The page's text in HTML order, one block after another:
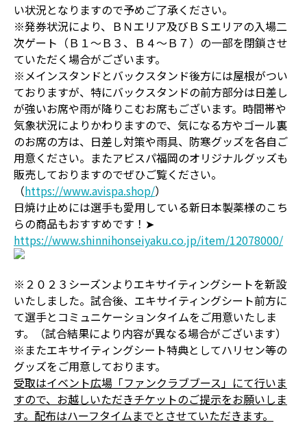
い状況となりますので予めご了承ください。
※発券状況により、ＢＮエリア及びＢＳエリアの入場二
次ゲート（Ｂ１～Ｂ３、Ｂ４～Ｂ７）の一部を閉鎖させ
ていただく場合がございます。
※メインスタンドとバックスタンド後方には屋根がつい
ておりますが、特にバックスタンドの前方部分は日差し
が強いお席や雨が降りこむお席もございます。時間帯や
気象状況によりかわりますので、気になる方やゴール裏
のお席の方は、日差し対策や雨具、防寒グッズを各自ご
用意ください。またアビスパ福岡のオリジナルグッズも
販売しておりますのでぜひご覧ください。
（https://www.avispa.shop/）
日焼け止めには選手も愛用している新日本製薬様のこち
らの商品もおすすめです！➤
https://www.shinnihonseiyaku.co.jp/item/12078000/
※２０２３シーズンよりエキサイティングシートを新設
いたしました。試合後、エキサイティングシート前方に
て選手とコミュニケーションタイムをご用意いたしま
す。（試合結果により内容が異なる場合がございます）
※またエキサイティングシート特典としてハリセン等の
グッズをご用意しております。
受取はイベント広場「ファンクラブブース」にて行いま
すので、お越しいただきチケットのご提示をお願いしま
す。配布はハーフタイムまでとさせていただきます。